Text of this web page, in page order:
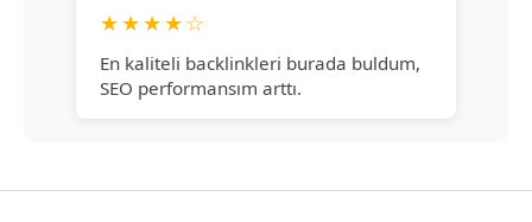
★★★★☆
En kaliteli backlinkleri burada buldum,
SEO performansım arttı.